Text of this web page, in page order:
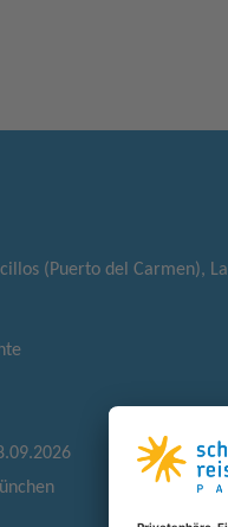
(Puerto del Carmen),